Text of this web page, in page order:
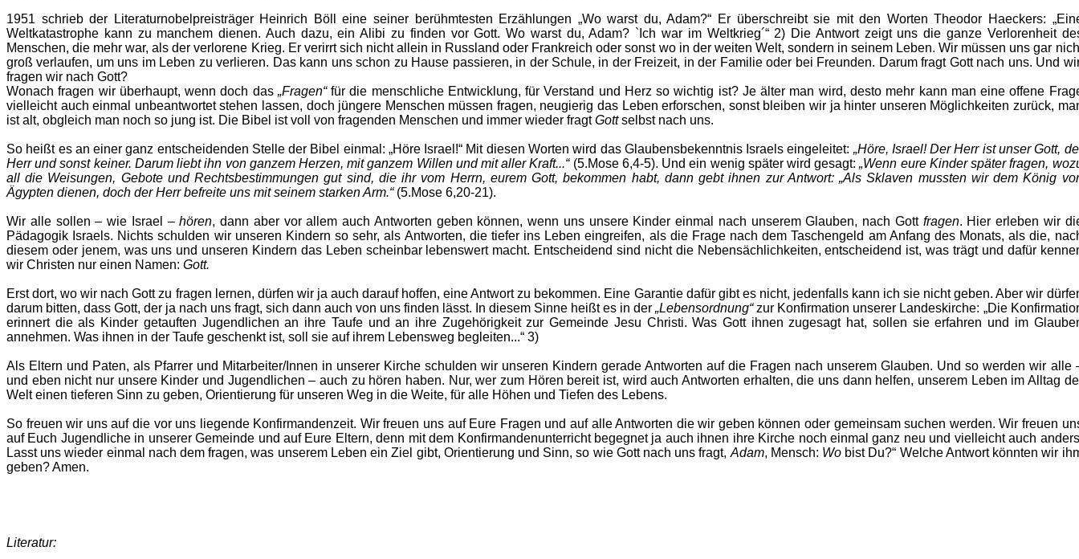
1951 schrieb der Literaturnobelpreisträger Heinrich Böll eine seiner berühmtesten Erzählungen „Wo warst du, Adam?“ Er überschreibt sie mit den Worten Theodor Haeckers:
Weltkatastrophe kann zu manchem dienen. Auch dazu, ein Alibi zu finden vor Gott. Wo warst du, Adam? `Ich war im Weltkrieg´“ 2) Die Antwort zeigt uns die ganze Verlorenheit
Menschen, die mehr war, als der verlorene Krieg. Er verirrt sich nicht allein in Russland oder Frankreich oder sonst wo in der weiten Welt, sondern in seinem Leben. Wir müssen uns gar
groß verlaufen, um uns im Leben zu verlieren. Das kann uns schon zu Hause passieren, in der Schule, in der Freizeit, in der Familie oder bei Freunden. Darum fragt Gott nach uns. Und
fragen wir nach Gott?
Wonach fragen wir überhaupt, wenn doch das „Fragen“für die menschliche Entwicklung, für Verstand und Herz so wichtig ist? Je älter man wird, desto mehr kann man eine offene
vielleicht auch einmal unbeantwortet stehen lassen, doch jüngere Menschen müssen fragen, neugierig das Leben erforschen, sonst bleiben wir ja hinter unseren Möglichkeiten zurück,
ist alt, obgleich man noch so jung ist. Die Bibel ist voll von fragenden Menschen und immer wieder fragtGottselbst nach uns.
So heißt es an einer ganz entscheidenden Stelle der Bibel einmal: „Höre Israel!“ Mit diesen Worten wird das Glaubensbekenntnis Israels eingeleitet: „Höre, Israel! Der Herr ist unser Gott,
Herr und sonst keiner. Darum liebt ihn von ganzem Herzen, mit ganzem Willen und mit aller Kraft...“ (5.Mose 6,4-5). Und ein wenig später wird gesagt:„Wenn eure Kinder später fragen,
all die Weisungen, Gebote und Rechtsbestimmungen gut sind, die ihr vom Herrn, eurem Gott, bekommen habt, dann gebt ihnen zur Antwort: „Als Sklaven mussten wir dem König
Ägypten dienen, doch der Herr befreite uns mit seinem starken Arm.“ (5.Mose 6,20-21).
Wir alle sollen – wie Israel –hören, dann aber vor allem auch Antworten geben können, wenn uns unsere Kinder einmal nach unserem Glauben, nach Gott fragen. Hier erleben wir
Pädagogik Israels. Nichts schulden wir unseren Kindern so sehr, als Antworten, die tiefer ins Leben eingreifen, als die Frage nach dem Taschengeld am Anfang des Monats, als die,
diesem oder jenem, was uns und unseren Kindern das Leben scheinbar lebenswert macht. Entscheidend sind nicht die Nebensächlichkeiten, entscheidend ist, was trägt und dafür
wir Christen nur einen Namen: Gott.
Erst dort, wo wir nach Gott zu fragen lernen, dürfen wir ja auch darauf hoffen, eine Antwort zu bekommen. Eine Garantie dafür gibt es nicht, jedenfalls kann ich sie nicht geben. Aber wir
darum bitten, dass Gott, der ja nach uns fragt, sich dann auch von uns finden lässt. In diesem Sinne heißt es in der„Lebensordnung“zur Konfirmation unserer Landeskirche: „Die
erinnert die als Kinder getauften Jugendlichen an ihre Taufe und an ihre Zugehörigkeit zur Gemeinde Jesu Christi. Was Gott ihnen zugesagt hat, sollen sie erfahren und im
annehmen. Was ihnen in der Taufe geschenkt ist, soll sie auf ihrem Lebensweg begleiten...“ 3)
Als Eltern und Paten, als Pfarrer und Mitarbeiter/Innen in unserer Kirche schulden wir unseren Kindern gerade Antworten auf die Fragen nach unserem Glauben. Und so werden wir alle
und eben nicht nur unsere Kinder und Jugendlichen – auch zu hören haben. Nur, wer zum Hören bereit ist, wird auch Antworten erhalten, die uns dann helfen, unserem Leben im Alltag
Welt einen tieferen Sinn zu geben, Orientierung für unseren Weg in die Weite, für alle Höhen und Tiefen des Lebens.
So freuen wir uns auf die vor uns liegende Konfirmandenzeit. Wir freuen uns auf Eure Fragen und auf alle Antworten die wir geben können oder gemeinsam suchen werden. Wir freuen
auf Euch Jugendliche in unserer Gemeinde und auf Eure Eltern, denn mit dem Konfirmandenunterricht begegnet ja auch ihnen ihre Kirche noch einmal ganz neu und vielleicht auch
Lasst uns wieder einmal nach dem fragen, was unserem Leben ein Ziel gibt, Orientierung und Sinn, so wie Gott nach uns fragt, Adam, Mensch: Wo bist Du?“ Welche Antwort könnten wir
geben? Amen.
Literatur: